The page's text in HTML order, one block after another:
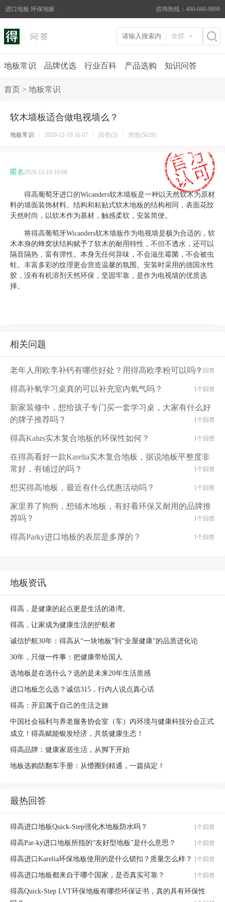
进口地板 环保地板 咨询热线：400-660-9869
问 答 全部
地板常识 品牌优选 行业百科 产品选购 知识问答
首页 > 地板常识
软木墙板适合做电视墙么？
地板常识 2020-12-18 16:07 回答(2) 浏览(5629)
匿名2020-12-18 16:08
得高葡萄牙进口的Wicanders软木墙板是一种以天然软木为原材
料的墙面装饰材料。结构和粘贴式软木地板的结构相同，表面花纹
天然时尚，以软木作为基材，触感柔软，安装简便。
将得高葡萄牙Wicanders软木墙板作为电视墙是极为合适的，软
木本身的蜂窝状结构赋予了软木的耐用特性，不但不透水，还可以
隔音隔热，富有弹性。本身无任何异味，不会滋生霉菌，不会被虫
蛀。丰富多彩的纹理更会营造温馨的氛围。安装时采用的德国水性
胶，没有有机溶剂天然环保，坚固牢靠，是作为电视墙的优质选
择。
相关问题
老年人用欧李补钙有哪些好处？用得高欧李粉可以吗？1个回答
得高补氧学习桌真的可以补充室内氧气吗？ 1个回答
新家装修中，想给孩子专门买一套学习桌，大家有什么好
的牌子推荐吗？
1个回答
得高Kahrs实木复合地板的环保性如何？ 1个回答
在得高看好一款Karelia实木复合地板，据说地板平整度非
常好，有铺过的吗？
1个回答
想买得高地板，最近有什么优惠活动吗？ 1个回答
家里养了狗狗，想铺木地板，有好看环保又耐用的品牌推
荐吗？
1个回答
得高Parky进口地板的表层是多厚的？ 1个回答
地板资讯
得高，是健康的起点更是生活的港湾。
得高，让家成为健康生活的护航者
诚信护航30年：得高从“一块地板”到“全屋健康”的品质进化论
30年，只做一件事：把健康带给国人
选地板是在选什么？选的是未来20年生活质感
进口地板怎么选？诚信315，行内人说点真心话
得高：开启属于自己的生活之旅
中国社会福利与养老服务协会室（车）内环境与健康科技分会正式
成立！得高赋能银发经济，共筑健康生态！
得高品牌：健康家居生活，从脚下开始
地板选购防翻车手册：从懵圈到精通，一篇搞定！
最热回答
得高进口地板Quick-Step强化木地板防水吗？ 1个回答
得高Par-ky进口地板所指的“友好型地板”是什么意思？ 1个回答
得高进口Karelia环保地板使用的是什么锁扣？质量怎么样？ 1个回答
得高进口地板都来自于哪个国家，是否真实可靠？ 1个回答
得高Quick-Step LVT环保地板有哪些环保证书，真的具有环保性